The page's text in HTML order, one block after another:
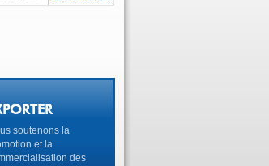
soutenons la
et la
des